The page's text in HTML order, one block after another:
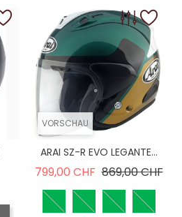
VORSCHAU
ARAI SZ-R EVO LEGANTE...
799,00 CHF Verkaufspreis
869,00 CHF